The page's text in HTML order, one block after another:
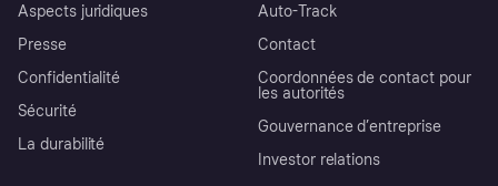
Aspects juridiques
Presse
Confidentialité
Sécurité
La durabilité
Auto-Track
Contact
Coordonnées de contact pour
les autorités
Gouvernance d’entreprise
Investor relations